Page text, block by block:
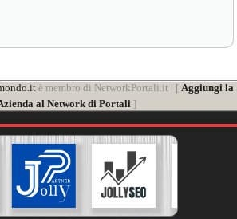
è membro di NetworkPortali.it | [ Aggiungi la
al Network di Portali]